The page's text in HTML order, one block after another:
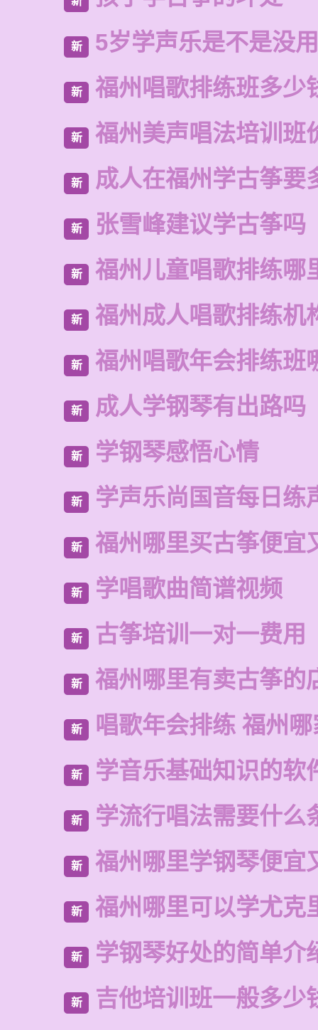
新 5岁学声乐是不是没用
新 福州唱歌排练班多少
新 福州美声唱法培训班
新 成人在福州学古筝要
新 张雪峰建议学古筝吗
新 福州儿童唱歌排练哪
新 福州成人唱歌排练机
新 福州唱歌年会排练班
新 成人学钢琴有出路吗
新 学钢琴感悟心情
新 学声乐尚国音每日练
新 福州哪里买古筝便宜
新 学唱歌曲简谱视频
新 古筝培训一对一费用
新 福州哪里有卖古筝的
新 唱歌年会排练 福州
新 学音乐基础知识的软
新 学流行唱法需要什么
新 福州哪里学钢琴便宜
新 福州哪里可以学尤克
新 学钢琴好处的简单介
新 吉他培训班一般多少